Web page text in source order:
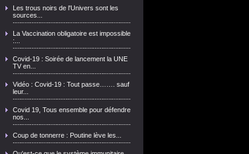
Les trous noirs de l'Univers sont les
sources...
La Vaccination obligatoire est impossible
:...
Covid-19 : Soirée de lancement la UNE
TV en...
Vidéo : Covid-19 : Tout passe……. sauf
leur...
Covid 19, Tous ensemble pour défendre
nos...
Coup de tonnerre : Poutine lève les...